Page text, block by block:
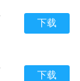
下载
下载